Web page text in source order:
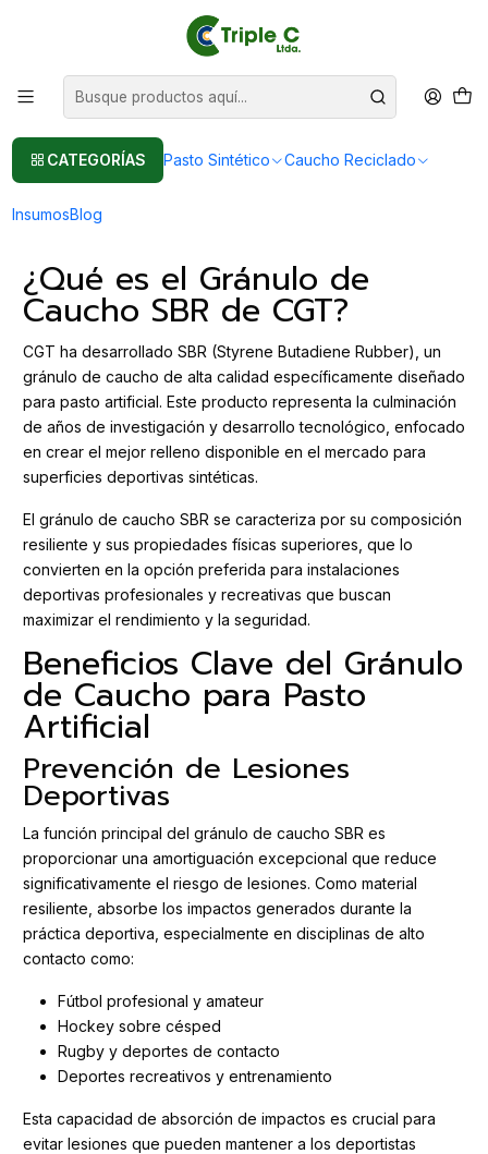
CATEGORÍAS Pasto Sintético Caucho Reciclado
InsumosBlog
Pasto sintético Para Jardín
Gránulo de Caucho SBR para Pasto Artificial: La Solución Premium
de CGT
Gránulo de Caucho SBR para Pasto
Artificial: La Solución Premium de CGT
¿Qué es el Gránulo de
Caucho SBR de CGT?
CGT ha desarrollado SBR (Styrene Butadiene Rubber), un
gránulo de caucho de alta calidad específicamente diseñado
para pasto artificial. Este producto representa la culminación
de años de investigación y desarrollo tecnológico, enfocado
en crear el mejor relleno disponible en el mercado para
superficies deportivas sintéticas.
El gránulo de caucho SBR se caracteriza por su composición
resiliente y sus propiedades físicas superiores, que lo
convierten en la opción preferida para instalaciones
deportivas profesionales y recreativas que buscan
maximizar el rendimiento y la seguridad.
Beneficios Clave del Gránulo
de Caucho para Pasto
Artificial
Prevención de Lesiones
Deportivas
La función principal del gránulo de caucho SBR es
proporcionar una amortiguación excepcional que reduce
significativamente el riesgo de lesiones. Como material
resiliente, absorbe los impactos generados durante la
práctica deportiva, especialmente en disciplinas de alto
contacto como:
Fútbol profesional y amateur
Hockey sobre césped
Rugby y deportes de contacto
Deportes recreativos y entrenamiento
Esta capacidad de absorción de impactos es crucial para
evitar lesiones que pueden mantener a los deportistas